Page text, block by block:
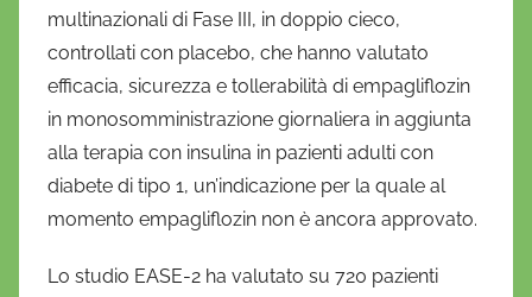
multinazionali di Fase III, in doppio cieco,
controllati con placebo, che hanno valutato
efficacia, sicurezza e tollerabilità di empagliflozin
in monosomministrazione giornaliera in aggiunta
alla terapia con insulina in pazienti adulti con
diabete di tipo 1, un’indicazione per la quale al
momento empagliflozin non è ancora approvato.
Lo studio EASE-2 ha valutato su 720 pazienti